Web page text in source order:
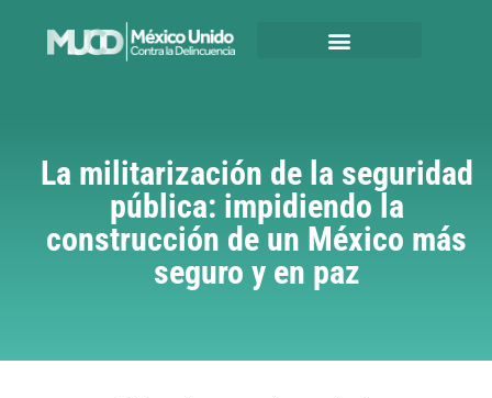
La militarización de la seguridad
pública: impidiendo la
construcción de un México más
seguro y en paz